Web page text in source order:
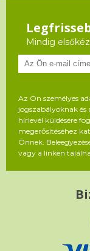
Mindig
Az Ön személyes
jogszabályoknak és
hírlevél küldésére
megerősítéséhez
Önnek.
vagy a linken